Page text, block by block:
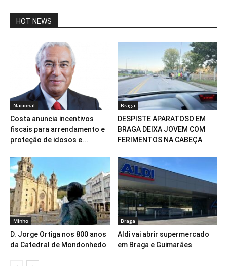
HOT NEWS
Nacional
Costa anuncia incentivos
fiscais para arrendamento e
proteção de idosos e...
Braga
DESPISTE APARATOSO EM
BRAGA DEIXA JOVEM COM
FERIMENTOS NA CABEÇA
Minho
D. Jorge Ortiga nos 800 anos
da Catedral de Mondonhedo
Braga
Aldi vai abrir supermercado
em Braga e Guimarães